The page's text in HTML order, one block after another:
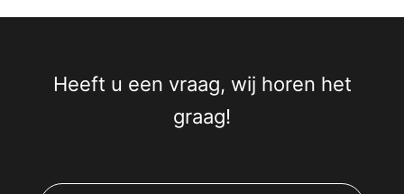
Heeft u een vraag, wij horen het
graag!